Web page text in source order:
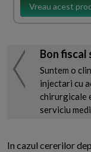
Vreau acest
Bon fiscal
Suntem o
injectari cu
chirurgicale
serviciu
In cazul cererilor